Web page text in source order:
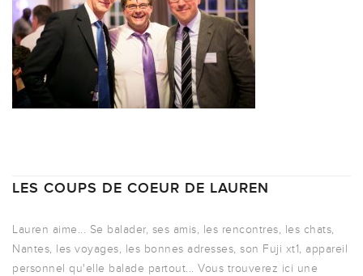
LES COUPS DE COEUR DE LAUREN
Lauren aime... Se balader, ses amis, les rencontres, les chats,
Nantes, les voyages, les bonnes adresses, son Fuji xt1, appareil
personnel qu'elle balade partout... Vous trouverez ici une